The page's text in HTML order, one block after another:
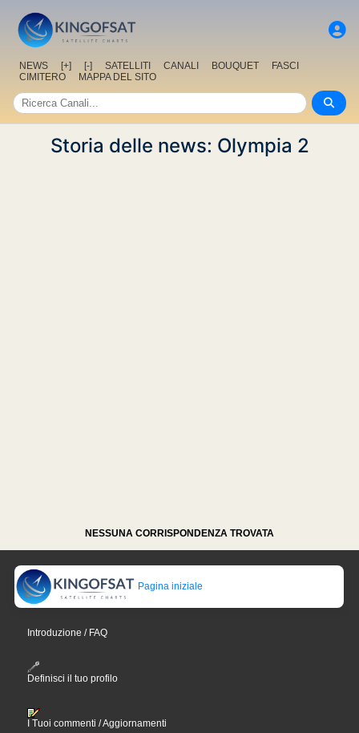
NEWS [+] [-] SATELLITI CANALI BOUQUET
FASCI
CIMITERO
MAPPA DEL SITO
Storia delle news: Olympia 2
NESSUNA CORRISPONDENZA TROVATA
Pagina iniziale
Introduzione / FAQ
Definisci il tuo profilo
I Tuoi commenti / Aggiornamenti